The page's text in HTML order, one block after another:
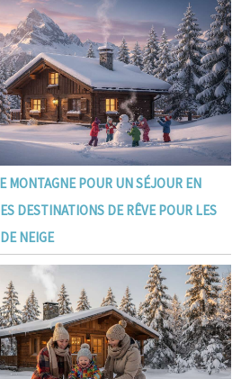
MONTAGNE POUR UN SÉJOUR EN
DESTINATIONS DE RÊVE POUR LES
NEIGE